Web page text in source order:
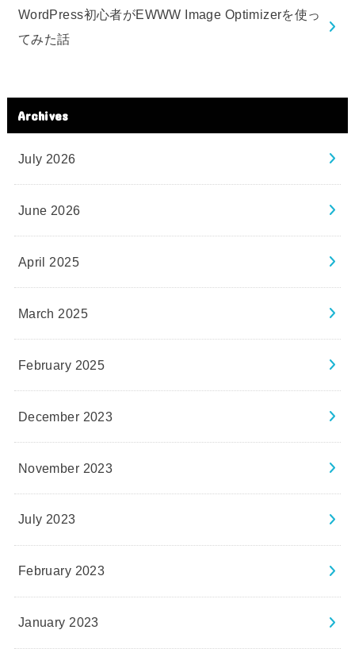
WordPress初心者がEWWW Image Optimizerを使っ
てみた話
Archives
July 2026
June 2026
April 2025
March 2025
February 2025
December 2023
November 2023
July 2023
February 2023
January 2023